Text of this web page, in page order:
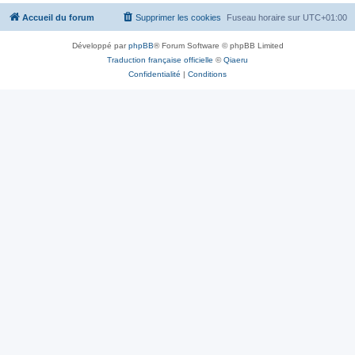
Accueil du forum Fuseau horaire sur UTC+01:00
Supprimer les cookies
Développé parphpBB® Forum Software © phpBB Limited
Traduction française officielle ©Qiaeru
Confidentialité | Conditions